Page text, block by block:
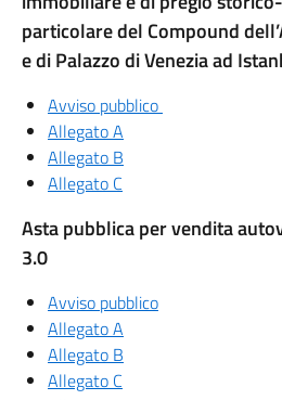
particolare del Compound
e di Palazzo di Venezia ad
Avviso pubblico
Allegato A
Allegato B
Allegato C
Asta pubblica per vendita
3.0
Avviso pubblico
Allegato A
Allegato B
Allegato C